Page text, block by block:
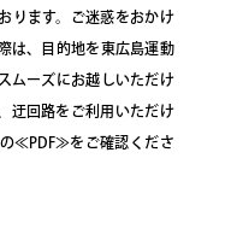
ります。ご迷惑をおかけ
は、目的地を東広島運動
ムーズにお越しいただけ
迂回路をご利用いただけ
≪PDF≫をご確認くださ